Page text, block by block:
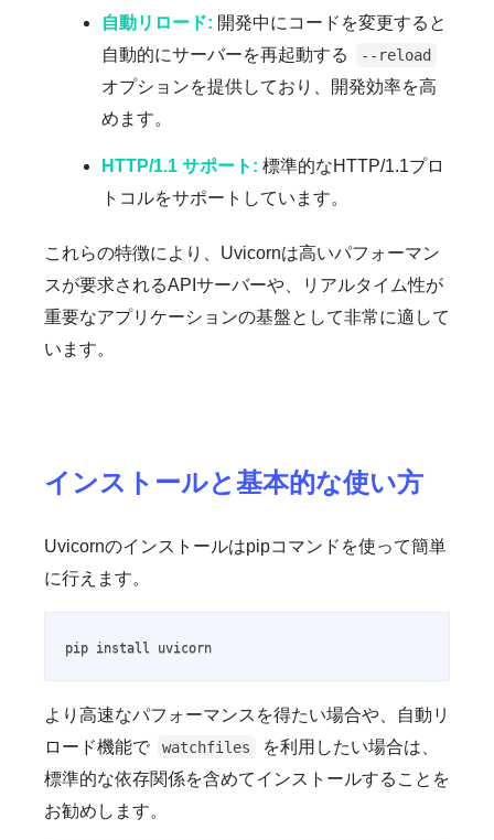
自動リロード: 開発中にコードを変更すると
自動的にサーバーを再起動する
--reload
オプションを提供しており、開発効率を高
めます。
HTTP/1.1 サポート: 標準的なHTTP/1.1プロ
トコルをサポートしています。
これらの特徴により、Uvicornは高いパフォーマン
スが要求されるAPIサーバーや、リアルタイム性が
重要なアプリケーションの基盤として非常に適して
います。
インストールと基本的な使い方
Uvicornのインストールはpipコマンドを使って簡単
に行えます。
pip install uvicorn
より高速なパフォーマンスを得たい場合や、自動リ
ロード機能で
watchfiles
を利用したい場合は、
標準的な依存関係を含めてインストールすることを
お勧めします。